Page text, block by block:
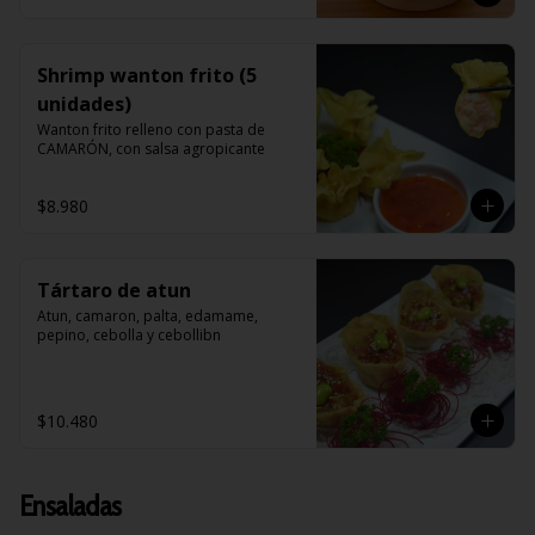
Shrimp wanton frito (5
unidades)
Wanton frito relleno con pasta de
CAMARÓN, con salsa agropicante
$8.980
Tártaro de atun
Atun, camaron, palta, edamame,
pepino, cebolla y cebollibn
$10.480
Ensaladas